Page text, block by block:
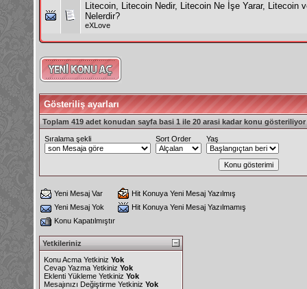
Litecoin, Litecoin Nedir, Litecoin Ne İşe Yarar, Litecoin
Nelerdir?
eXLove
Gösteriliş ayarları
Toplam 419 adet konudan sayfa basi 1 ile 20 arasi kadar konu gösteriliyor
Sıralama şekli Sort Order Yaş
Yeni Mesaj Var
Hit Konuya Yeni Mesaj Yazılmış
Yeni Mesaj Yok
Hit Konuya Yeni Mesaj Yazılmamış
Konu Kapatılmıştır
Yetkileriniz
Konu Acma Yetkiniz Yok
Cevap Yazma Yetkiniz Yok
Eklenti Yükleme Yetkiniz Yok
Mesajınızı Değiştirme Yetkiniz Yok